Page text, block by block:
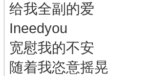
给我全副的爱
Ineedyou
宽慰我的不安
随着我恣意摇晃